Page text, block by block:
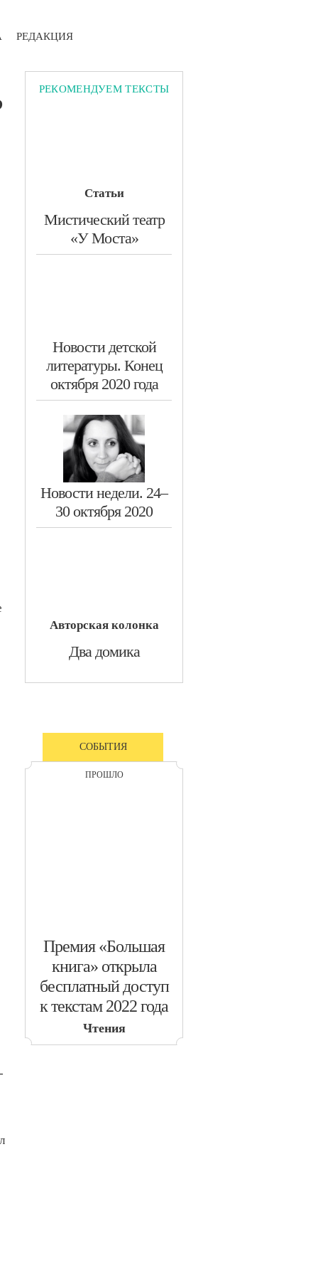
РЕДАКЦИЯ
РЕКОМЕНДУЕМ ТЕКСТЫ
Статьи
​Мистический театр
«У Моста»
​Новости детской
литературы. Конец
октября 2020 года
​Новости недели. 24–
30 октября 2020
Авторская колонка
​Два домика
СОБЫТИЯ
ПРОШЛО
​Премия «Большая
книга» открыла
бесплатный доступ
к текстам 2022 года
Чтения